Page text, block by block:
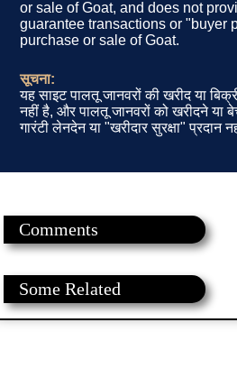
or sale of Goat, and does not
guarantee transactions or "buyer
purchase or sale of Goat.
सूचना:
यह साइट पालतू जानवरों की खरीद या
नहीं है, और पालतू जानवरों को खरीदने या
गारंटी लेनदेन या "खरीदार सुरक्षा" प्रदान
Comments
Some Related